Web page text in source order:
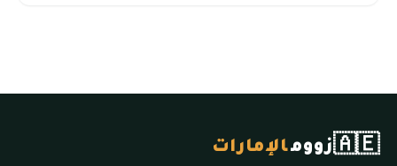
🇦🇪زوومالإمارات